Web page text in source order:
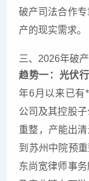
破产司法合作
产的现实需求。
三、2026年破
趋势一：光伏
年6月以来已有
公司及其控股
重整，产能出
到苏州中院预
东尚宽律师事